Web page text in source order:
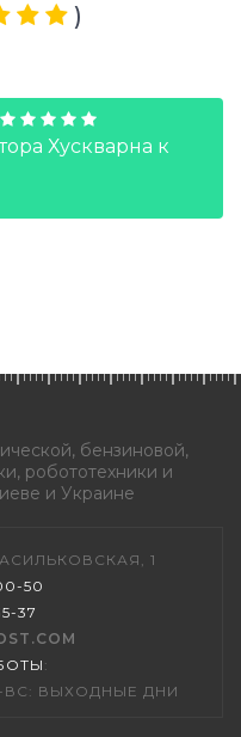
)
Хускварна к
бензиновой,
робототехники и
и Украине
1
50
37
:
ВС: ВЫХОДНЫЕ ДНИ